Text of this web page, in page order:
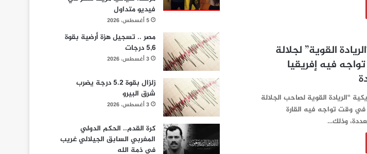
القوية” لجلالة
فيه إفريقيا
“الريادة القوية لصاحب الجلالة
وقت تواجه فيه القارة
وذلك…
فيديو متداول
5 أغسطس، 2026
مصر .. تسجيل هزة أرضية بقوة
5,6 درجات
3 أغسطس، 2026
زلزال بقوة 5.2 درجة يضرب
شرق البيرو
3 أغسطس، 2026
كرة القدم.. الحكم الدولي
المغربي السابق الجيلالي غريب
في ذمة الله